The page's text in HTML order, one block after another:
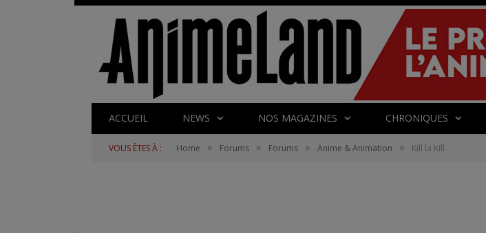
ACCUEIL NEWS NOS MAGAZINES CHRONIQUES
VOUS ÊTES À : Home » Forums » Forums » Anime & Animation » Kill la Kill